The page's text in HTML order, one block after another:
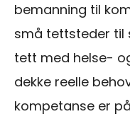
bemanning til
små tettsteder til
tett med helse-
dekke reelle
kompetanse er